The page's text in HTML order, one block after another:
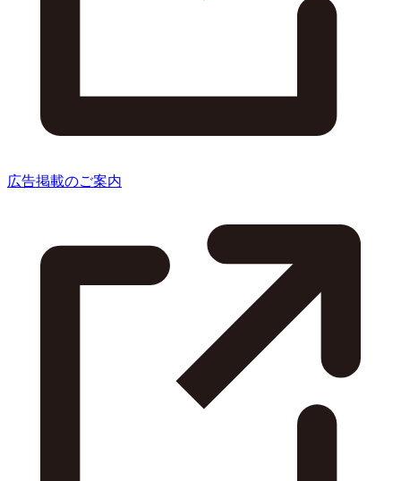
広告掲載のご案内